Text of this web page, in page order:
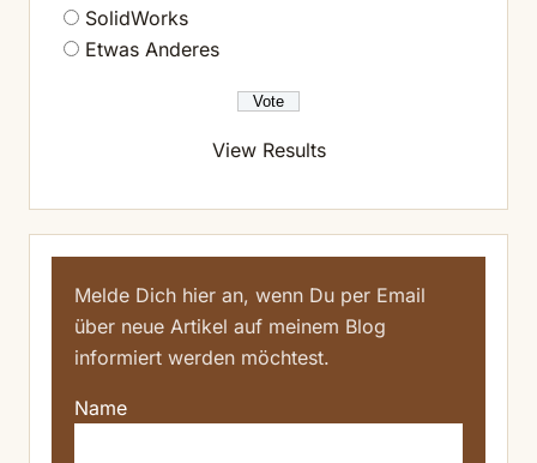
SolidWorks
Etwas Anderes
View Results
Melde Dich hier an, wenn Du per Email
über neue Artikel auf meinem Blog
informiert werden möchtest.
Name